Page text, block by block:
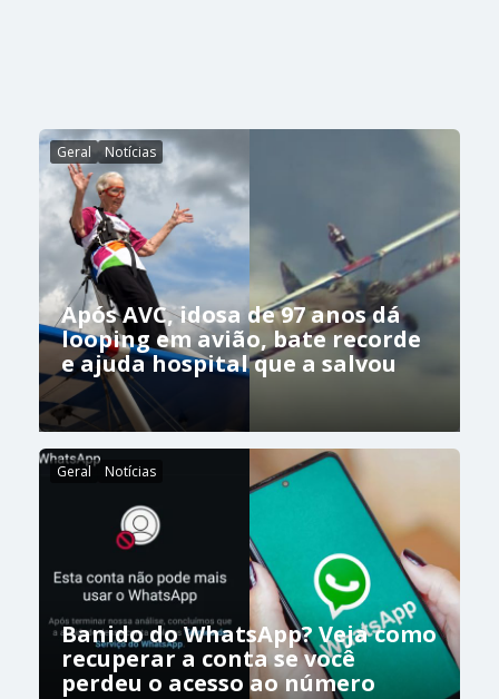
Geral Notícias
Após AVC, idosa de 97 anos dá
looping em avião, bate recorde
e ajuda hospital que a salvou
Geral Notícias
Banido do WhatsApp? Veja como
recuperar a conta se você
perdeu o acesso ao número